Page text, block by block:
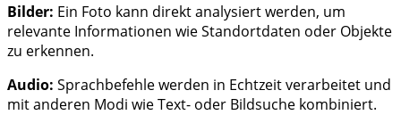
Bilder: Ein Foto kann direkt analysiert werden, um
relevante Informationen wie Standortdaten oder Objekte
zu erkennen.
Audio: Sprachbefehle werden in Echtzeit verarbeitet und
mit anderen Modi wie Text- oder Bildsuche kombiniert.